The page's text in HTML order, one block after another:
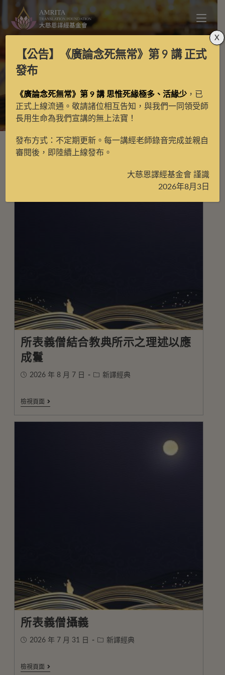
> 月光藏
所表義僧結合教典所示之理述以應
成鬘
2026 年 8 月 7 日 新譯經典
檢視頁面
所表義僧攝義
2026 年 7 月 31 日 新譯經典
檢視頁面
【公告】 《廣論念死無常》第 9 講正式
發布
《廣論念死無常》第 9 講 思惟死緣極多、活緣少 ，已
正式上線流通。敬請諸位相互告知，與我們一同領受師
長用生命為我們宣講的無上法寶！
發布方式：不定期更新。每一講經老師錄音完成並親自
審閱後，即陸續上線發布。
大慈恩譯經基金會 謹識
2026年8月3日
X